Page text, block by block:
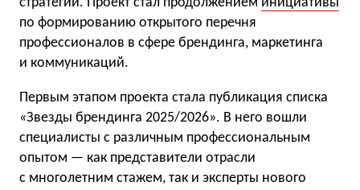
по формированию открытого перечня
профессионалов в сфере брендинга, маркетинга
и коммуникаций.
Первым этапом проекта стала публикация списка
«Звезды брендинга 2025/2026». В него вошли
специалисты с различным профессиональным
опытом — как представители отрасли
с многолетним стажем, так и эксперты нового